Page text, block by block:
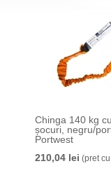
Chinga 140 kg
șocuri, negru/
Portwest
210,04 lei (pret